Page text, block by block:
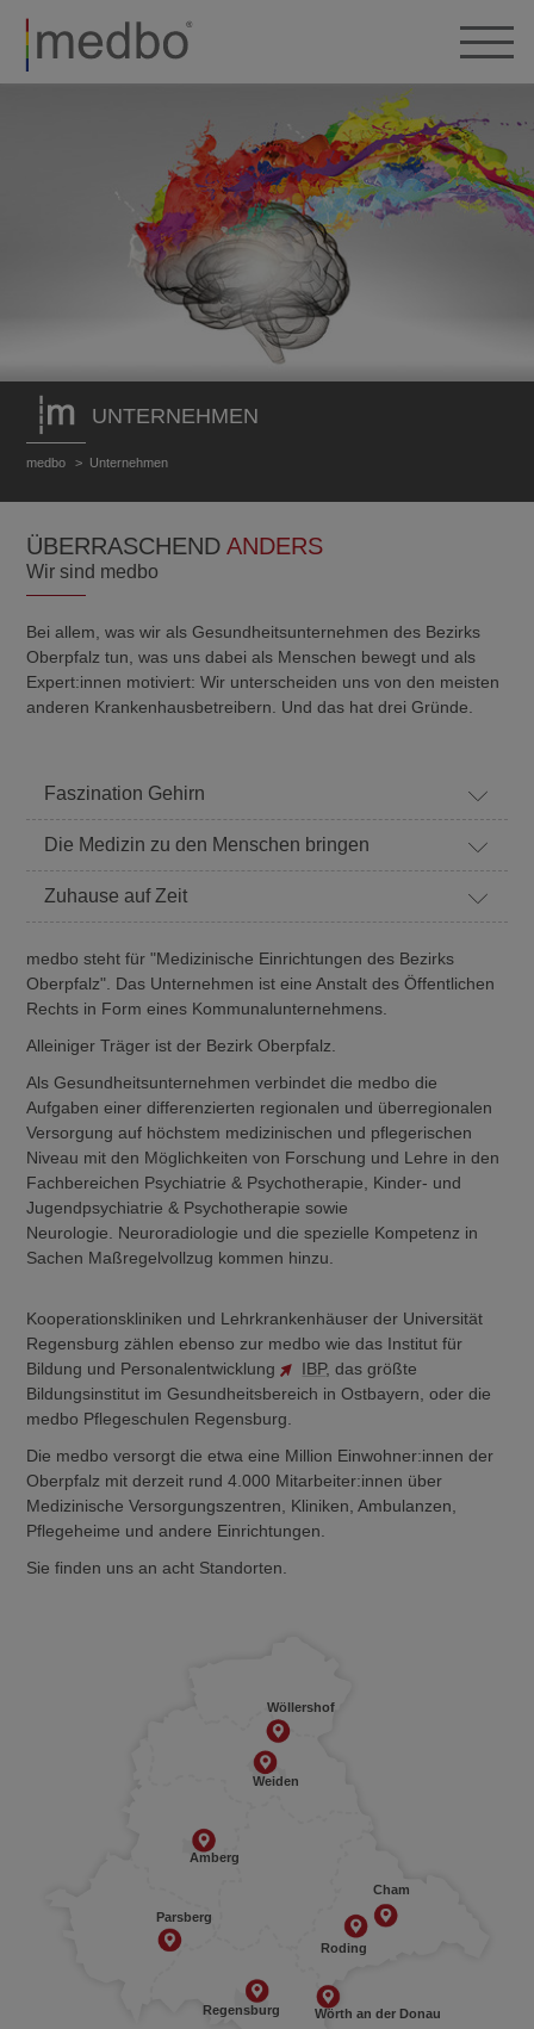
UNTERNEHMEN
medbo Unternehmen
ÜBERRASCHENDANDERS
Wir sind medbo
Bei allem, was wir als Gesundheitsunternehmen des Bezirks
Oberpfalz tun, was uns dabei als Menschen bewegt und als
Expert:innen motiviert: Wir unterscheiden uns von den meisten
anderen Krankenhausbetreibern. Und das hat drei Gründe.
Faszination Gehirn
Die Medizin zu den Menschen bringen
Zuhause auf Zeit
medbo steht für "Medizinische Einrichtungen des Bezirks
Oberpfalz". Das Unternehmen ist eine Anstalt des Öffentlichen
Rechts in Form eines Kommunalunternehmens.
Alleiniger Träger ist der Bezirk Oberpfalz.
Als Gesundheitsunternehmen verbindet die medbo die
Aufgaben einer differenzierten regionalen und überregionalen
Versorgung auf höchstem medizinischen und pflegerischen
Niveau mit den Möglichkeiten von Forschung und Lehre in den
Fachbereichen Psychiatrie & Psychotherapie, Kinder- und
Jugendpsychiatrie & Psychotherapie sowie
Neurologie. Neuroradiologie und die spezielle Kompetenz in
Sachen Maßregelvollzug kommen hinzu.
Kooperationskliniken und Lehrkrankenhäuser der Universität
Regensburg zählen ebenso zur medbo wie das Institut für
Bildung und Personalentwicklung
IBP, das größte
Bildungsinstitut im Gesundheitsbereich in Ostbayern, oder die
medbo Pflegeschulen Regensburg.
Die medbo versorgt die etwa eine Million Einwohner:innen der
Oberpfalz mit derzeit rund 4.000 Mitarbeiter:innen über
Medizinische Versorgungszentren, Kliniken, Ambulanzen,
Pflegeheime und andere Einrichtungen.
Sie finden uns an acht Standorten.
Weiden
Wöllershof
Cham
Regensburg
Parsberg
Amberg
Roding
Wörth an der Donau